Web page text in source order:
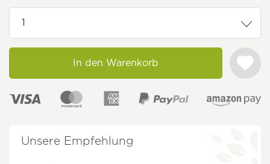
In den Warenkorb
Unsere Empfehlung